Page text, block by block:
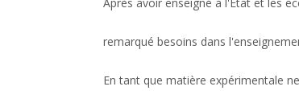
remarqué besoins dans
En tant que matière expérimentale